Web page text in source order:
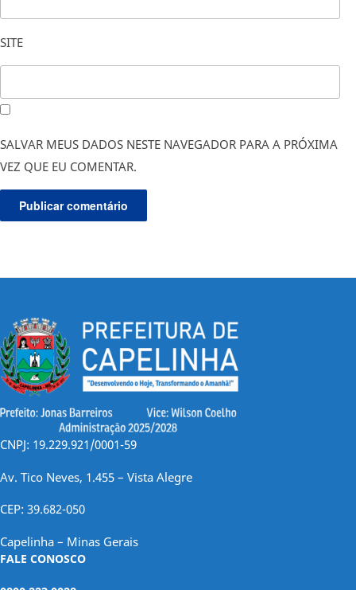
SITE
SALVAR MEUS DADOS NESTE NAVEGADOR PARA A PRÓXIMA
VEZ QUE EU COMENTAR.
CNPJ: 19.229.921/0001-59
Av. Tico Neves, 1.455 – Vista Alegre
CEP: 39.682-050
Capelinha – Minas Gerais
FALE CONOSCO